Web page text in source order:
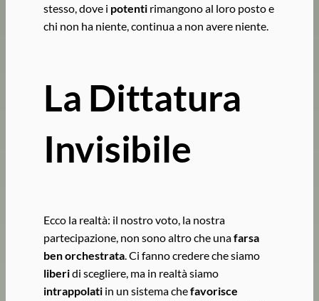
stesso, dove i potentirimangono al loro posto e
chi non ha niente, continua a non avere niente.
La Dittatura
Invisibile
Ecco la realtà: il nostro voto, la nostra
partecipazione, non sono altro che unafarsa
ben orchestrata. Ci fanno credere che siamo
liberidi scegliere, ma in realtà siamo
intrappolatiin un sistema chefavorisce